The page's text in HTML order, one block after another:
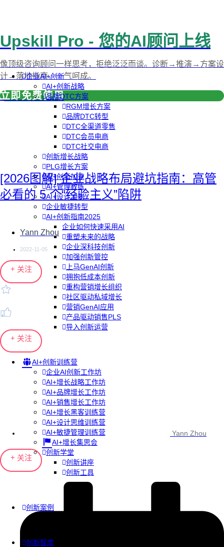
企业AI+创新
AI+创新战略
品牌DTC方案
RGM增长方案
品牌DTC转型
DTC全渠道零售
DTC会员电商
DTC社交电商
创新增长战略
PLG增长方案
AI+创新加速
AI+管理教练
AI+设计冲刺
企业敏捷转型
AI+创新指南2025
企业如何快速采用AI
重塑未来的战略
企业深科技创新
加强创新管控
上马GenAI创新
拥抱低成本创新
重构营销增长组织
社区驱动私域增长
营销GenAI应用
产品驱动销售PLS
导入创新运营
AI+创新训练营
企业AI创新工作坊
AI+增长战略工作坊
AI+品牌增长工作坊
AI+销售增长工作坊
AI+增长黑客训练营
AI+设计思维训练营
AI+敏捷管理训练营
AI+增长集思会
创新学堂
创新讲座
创新工具
创新案例
创新智库
Upskill Pro - 您的AI顾问上线
像顶级咨询顾问一样思考，拒绝泛泛而谈。诊断→推演→方案设
计→落地指南，一气呵成。
立即免费使用
[2026图解] 企业战略布局避坑指南：高管
必看的 5 个“经验主义”陷阱
Yann Zhou
2022-11-05
+ 关注
+ 关注
Yann Zhou
+ 关注